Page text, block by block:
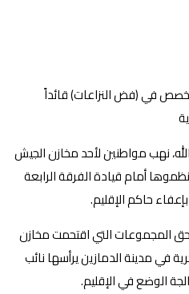
نهب مواطنين لأحد مخازن الجيش
أمام قيادة الفرقة الرابعة
حاكم الإقليم.
المجموعات التي اقتحمت مخازن
في مدينة الدمازين يرأسها نائب
الوضع في الإقليم.